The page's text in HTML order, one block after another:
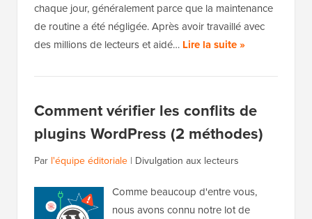
chaque jour, généralement parce que la maintenance
de routine a été négligée. Après avoir travaillé avec
des millions de lecteurs et aidé… Lire la suite »
Comment vérifier les conflits de
plugins WordPress (2 méthodes)
Par l'équipe éditoriale | Divulgation aux lecteurs
Comme beaucoup d'entre vous,
nous avons connu notre lot de